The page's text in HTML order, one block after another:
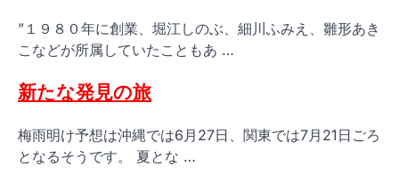
”１９８０年に創業、堀江しのぶ、細川ふみえ、雛形あき
こなどが所属していたこともあ …
新たな発見の旅
梅雨明け予想は沖縄では6月27日、関東では7月21日ごろ
となるそうです。 夏とな …